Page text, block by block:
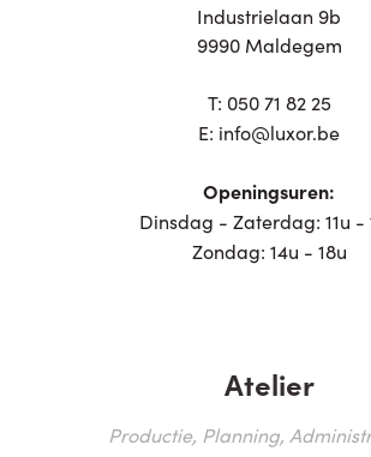
Industrielaan 9b
9990 Maldegem
T: 050 71 82 25
E: info@luxor.be
Openingsuren:
Dinsdag - Zaterdag: 11u -
Zondag: 14u - 18u
Atelier
Productie, Planning,